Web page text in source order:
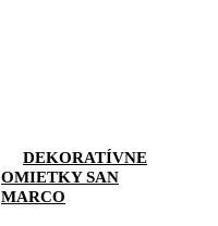
DEKORATÍVNE
OMIETKY SAN
MARCO